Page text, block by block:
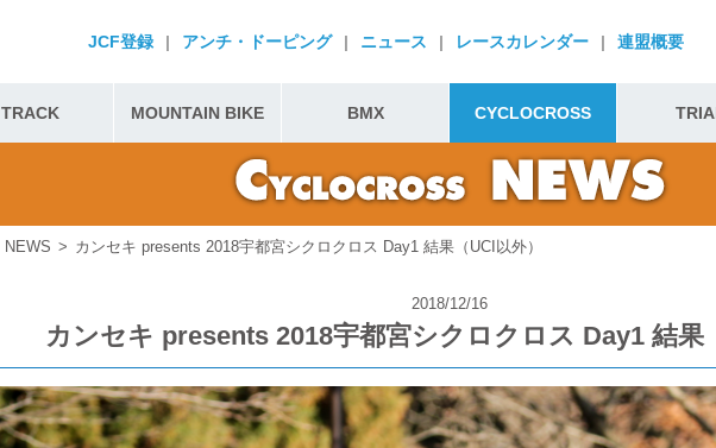
JCF登録 | アンチ・ドーピング | ニュース | レースカレンダー | 連盟概要
TRACK MOUNTAIN BIKE BMX CYCLOCROSS
NEWS カンセキ presents 2018宇都宮シクロクロス Day1 結果（UCI以外）
2018/12/16
カンセキ presents 2018宇都宮シクロクロス Day1 結果